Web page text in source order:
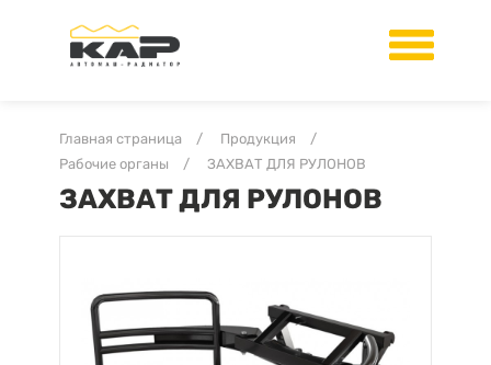
Главная страница / Продукция
/
Рабочие органы
/ ЗАХВАТ ДЛЯ РУЛОНОВ
ЗАХВАТ ДЛЯ РУЛОНОВ